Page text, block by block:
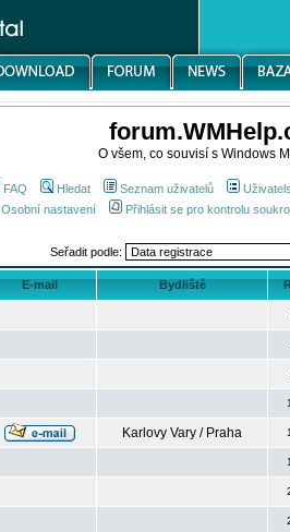
O všem, co souvisí s Windows
FAQ Hledat Seznam uživatelů
Osobní nastavení
Přihlásit se pro kontrolu
Seřadit podle:
E-mail Bydliště
Karlovy Vary / Praha